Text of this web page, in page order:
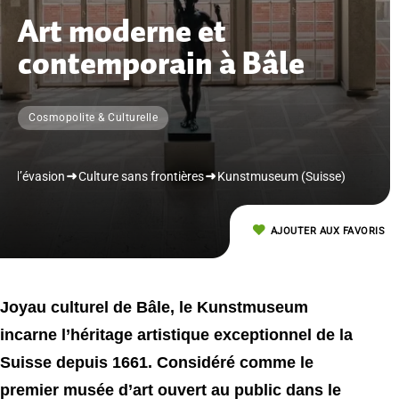
Art moderne et
contemporain à Bâle
Cosmopolite & Culturelle
d’évasion Culture sans frontières Kunstmuseum (Suisse)
AJOUTER AUX FAVORIS
Joyau culturel de Bâle, le Kunstmuseum
incarne l’héritage artistique exceptionnel de la
Suisse depuis 1661. Considéré comme le
premier musée d’art ouvert au public dans le